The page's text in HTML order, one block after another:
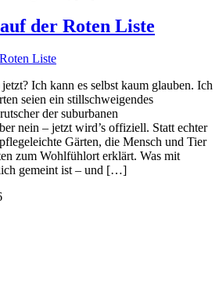
der Roten Liste
Ich kann es selbst kaum glauben. Ich
seien ein stillschweigendes
der suburbanen
nein – jetzt wird’s offiziell. Statt echter
Gärten, die Mensch und Tier
zum Wohlfühlort erklärt. Was mit
gemeint ist – und […]